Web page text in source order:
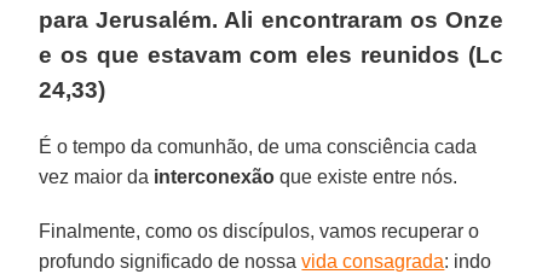
para Jerusalém. Ali encontraram os Onze
e os que estavam com eles reunidos (Lc
24,33)
É o tempo da comunhão, de uma consciência cada
vez maior da interconexão que existe entre nós.
Finalmente, como os discípulos, vamos recuperar o
profundo significado de nossavida consagrada: indo